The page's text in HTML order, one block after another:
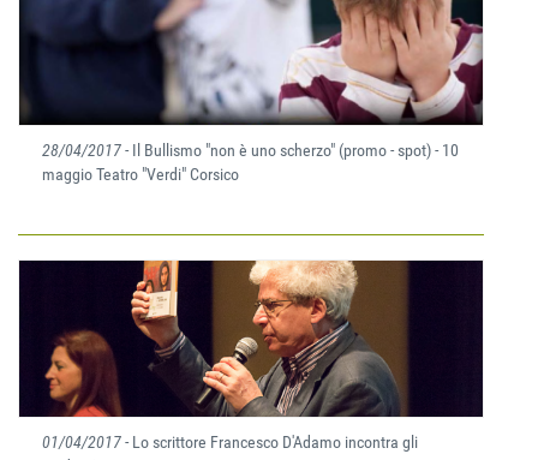
28/04/2017- Il Bullismo "non è uno scherzo" (promo - spot) - 10
maggio Teatro "Verdi" Corsico
01/04/2017- Lo scrittore Francesco D'Adamo incontra gli